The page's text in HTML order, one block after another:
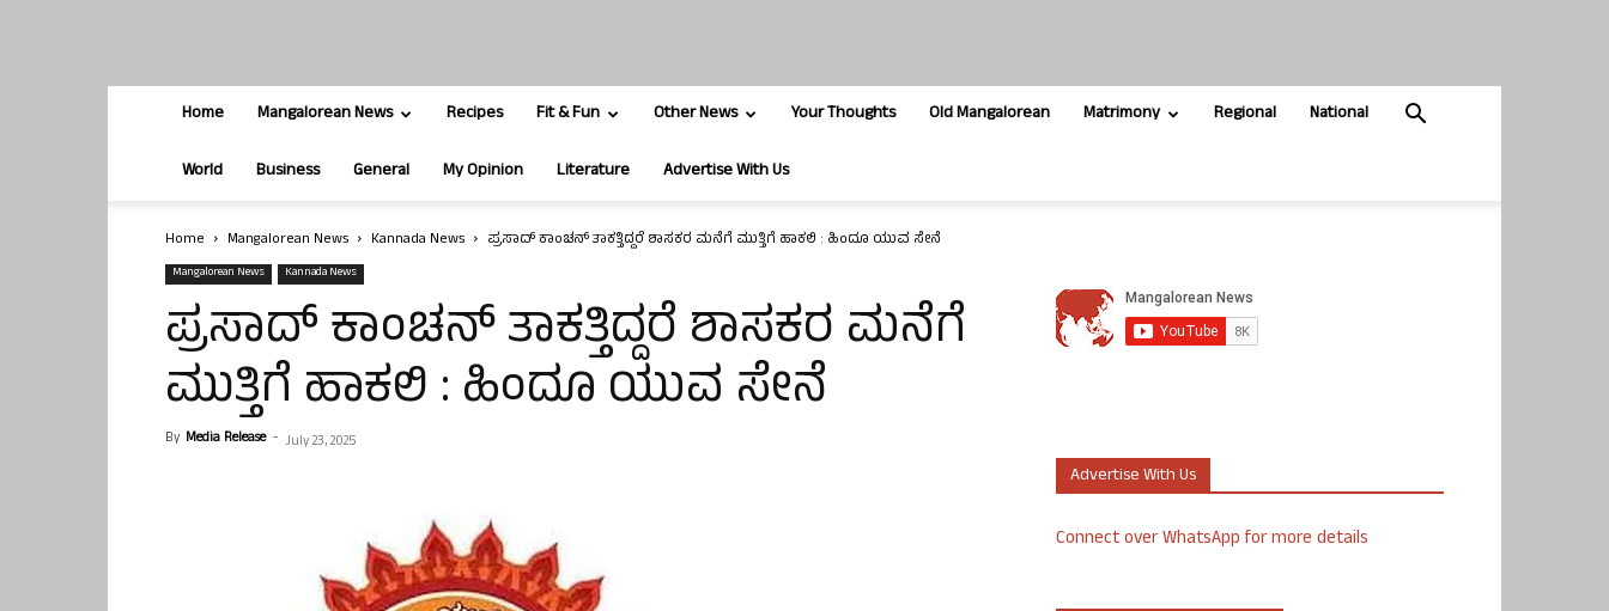
Home Mangalorean News Recipes Fit & Fun Other News Your Thoughts Old Mangalorean Matrimony Regional National
World Business General My Opinion Literature Advertise With Us
Home Mangalorean News Kannada News ಪ್ರಸಾದ್ ಕಾಂಚನ್ ತಾಕತ್ತಿದ್ದರೆ ಶಾಸಕರ ಮನೆಗೆ ಮುತ್ತಿಗೆ ಹಾಕಲಿ : ಹಿಂದೂ ಯುವ ಸೇನೆ
Mangalorean News Kannada News
ಪ್ರಸಾದ್ ಕಾಂಚನ್ ತಾಕತ್ತಿದ್ದರೆ ಶಾಸಕರ ಮನೆಗೆ
ಮುತ್ತಿಗೆ ಹಾಕಲಿ : ಹಿಂದೂ ಯುವ ಸೇನೆ
By Media Release - July 23, 2025
Advertise With Us
Connect over WhatsApp for more details